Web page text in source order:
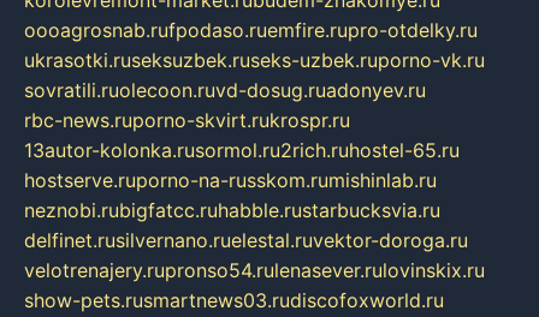
oooagrosnab.rufpodaso.ruemfire.rupro-otdelky.ru
ukrasotki.ruseksuzbek.ruseks-uzbek.ruporno-vk.ru
sovratili.ruolecoon.ruvd-dosug.ruadonyev.ru
rbc-news.ruporno-skvirt.rukrospr.ru
13autor-kolonka.rusormol.ru2rich.ruhostel-65.ru
hostserve.ruporno-na-russkom.rumishinlab.ru
neznobi.rubigfatcc.ruhabble.rustarbucksvia.ru
delfinet.rusilvernano.ruelestal.ruvektor-doroga.ru
velotrenajery.rupronso54.rulenasever.rulovinskix.ru
show-pets.rusmartnews03.rudiscofoxworld.ru